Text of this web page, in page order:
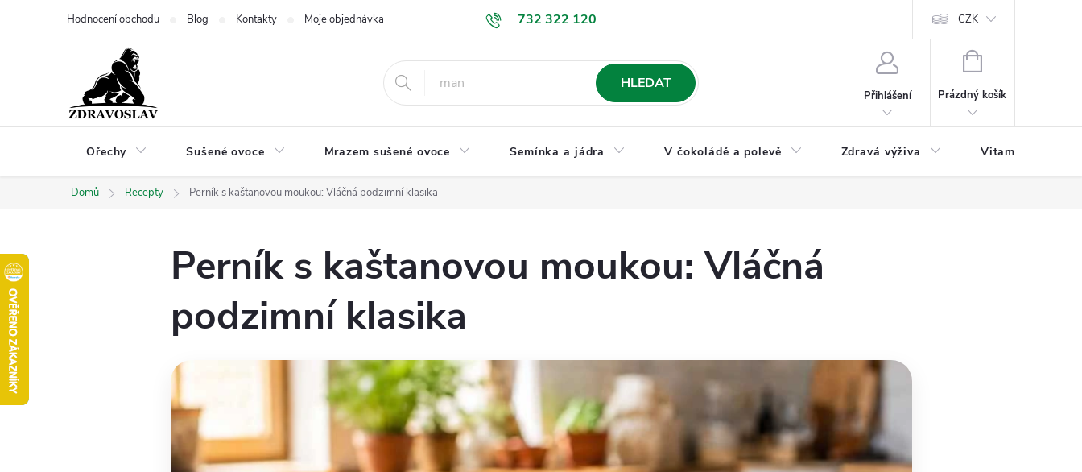
732 322 120
Hodnocení obchodu Blog Kontakty Moje objednávka GDPR a ochrana osobních údajů Jak nakupovat Formulář pro odstoupení od
CZK
HLEDAT
Přihlášení
NÁKUPNÍ
Prázdný košík
Ořechy Sušené ovoce Mrazem sušené ovoce Semínka a jádra V čokoládě a polevě Zdravá výživa Vitamíny a
Domů Recepty Perník s kaštanovou moukou: Vláčná podzimní klasika
Perník s kaštanovou moukou: Vláčná
podzimní klasika